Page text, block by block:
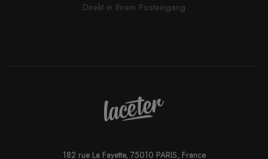
Direkt in Ihrem Posteingang
182 rue La Fayette, 75010 PARIS, France